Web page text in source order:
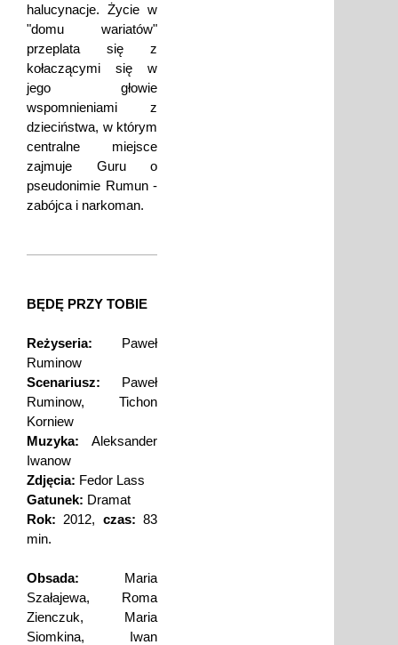
halucynacje. Życie w
"domu wariatów"
przeplata się z
kołaczącymi się w
jego głowie
wspomnieniami z
dzieciństwa, w którym
centralne miejsce
zajmuje Guru o
pseudonimie Rumun -
zabójca i narkoman.
BĘDĘ PRZY TOBIE
Reżyseria: Paweł
Ruminow
Scenariusz: Paweł
Ruminow, Tichon
Korniew
Muzyka: Aleksander
Iwanow
Zdjęcia: Fedor Lass
Gatunek: Dramat
Rok: 2012, czas: 83
min.
Obsada: Maria
Szałajewa, Roma
Zienczuk, Maria
Siomkina, Iwan